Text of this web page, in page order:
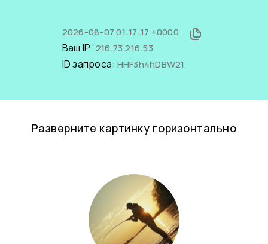
2026-08-07 01:17:17 +0000
Ваш IP: 216.73.216.53
ID запроса: HHF3h4hDBW21
Разверните картинку горизонтально